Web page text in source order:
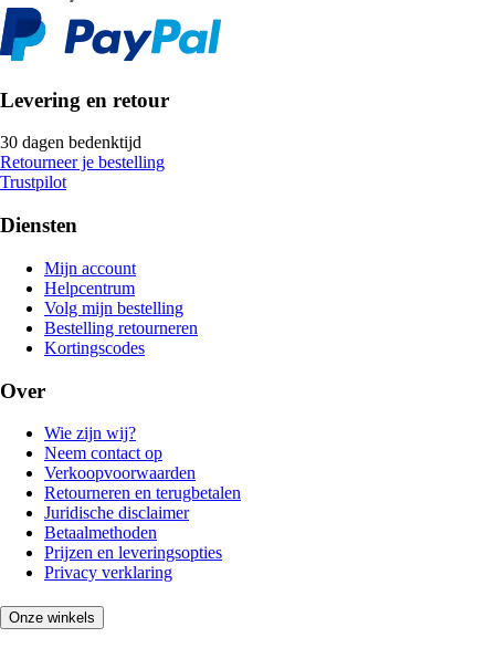
Levering en retour
30 dagen bedenktijd
Retourneer je bestelling
Trustpilot
Diensten
Mijn account
Helpcentrum
Volg mijn bestelling
Bestelling retourneren
Kortingscodes
Over
Wie zijn wij?
Neem contact op
Verkoopvoorwaarden
Retourneren en terugbetalen
Juridische disclaimer
Betaalmethoden
Prijzen en leveringsopties
Privacy verklaring
Onze winkels